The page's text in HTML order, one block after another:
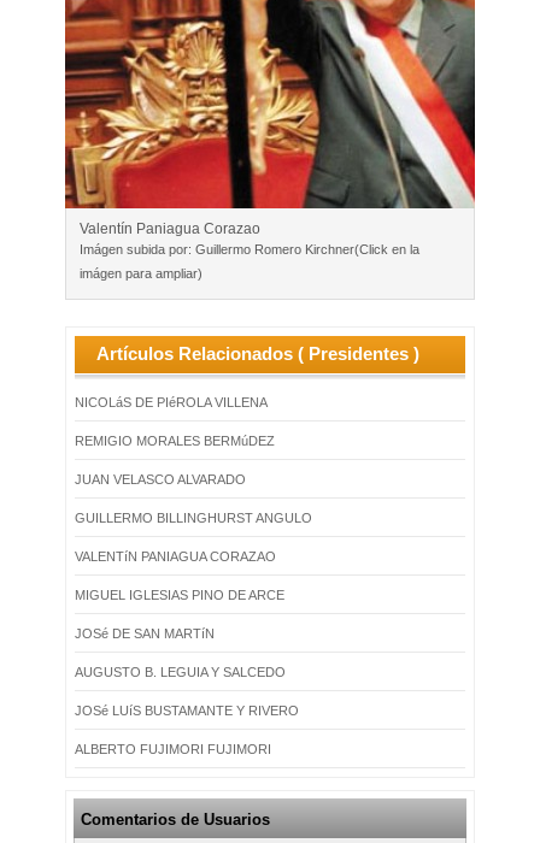
Valentín Paniagua Corazao
Imágen subida por: Guillermo Romero Kirchner‎(Click en la
imágen para ampliar)
Artículos Relacionados ( Presidentes )
NICOLáS DE PIéROLA VILLENA
REMIGIO MORALES BERMúDEZ
JUAN VELASCO ALVARADO
GUILLERMO BILLINGHURST ANGULO
VALENTíN PANIAGUA CORAZAO
MIGUEL IGLESIAS PINO DE ARCE
JOSé DE SAN MARTíN
AUGUSTO B. LEGUIA Y SALCEDO
JOSé LUíS BUSTAMANTE Y RIVERO
ALBERTO FUJIMORI FUJIMORI
Comentarios de Usuarios